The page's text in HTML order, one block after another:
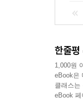
한줄평
1,000원
eBook은
클래스는
eBook